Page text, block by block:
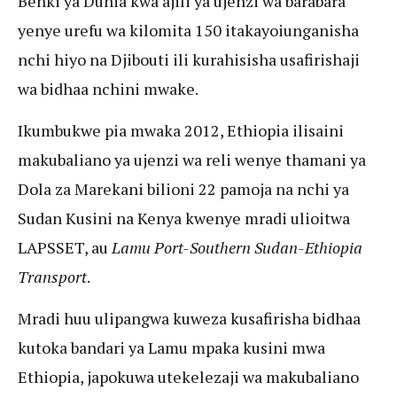
yenye urefu wa kilomita 150 itakayoiunganisha
nchi hiyo na Djibouti ili kurahisisha usafirishaji
wa bidhaa nchini mwake.
Ikumbukwe pia mwaka 2012, Ethiopia ilisaini
makubaliano ya ujenzi wa reli wenye thamani ya
Dola za Marekani bilioni 22 pamoja na nchi ya
Sudan Kusini na Kenya kwenye mradi ulioitwa
LAPSSET, auLamu Port-Southern Sudan-Ethiopia
Transport.
Mradi huu ulipangwa kuweza kusafirisha bidhaa
kutoka bandari ya Lamu mpaka kusini mwa
Ethiopia, japokuwa utekelezaji wa makubaliano